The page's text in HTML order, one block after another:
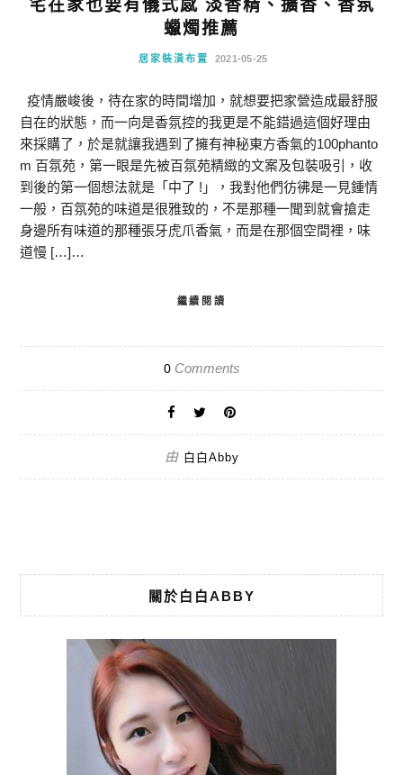
宅在家也要有儀式感 淡香精、擴香、香氛
蠟燭推薦
居家裝潢布置 2021-05-25
疫情嚴峻後，待在家的時間增加，就想要把家營造成最舒服
自在的狀態，而一向是香氛控的我更是不能錯過這個好理由
來採購了，於是就讓我遇到了擁有神秘東方香氣的100phanto
m 百氛苑，第一眼是先被百氛苑精緻的文案及包裝吸引，收
到後的第一個想法就是「中了 !」，我對他們彷彿是一見鍾情
一般，百氛苑的味道是很雅致的，不是那種一聞到就會搶走
身邊所有味道的那種張牙虎爪香氣，而是在那個空間裡，味
道慢 […]…
繼續閱讀
0Comments
由 白白Abby
關於白白ABBY